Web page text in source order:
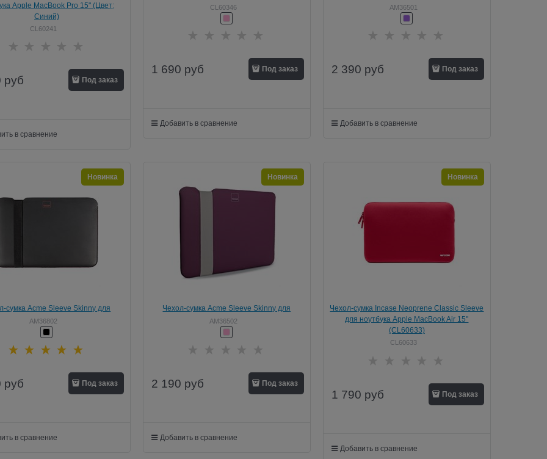
Apple MacBook Pro 15" (Цвет:
Синий)
CL60241
руб Под заказ
в сравнение
для ноутбука Apple MacBook Pro 15" (Цвет:
Пурпурный)
CL60346
1 690 руб Под заказ
Добавить в сравнение
MacBook Pro 15" (Цвет: Серый/Розовый)
AM36501
2 390 руб Под заказ
Добавить в сравнение
сумка Acme Sleeve Skinny для
Pro 15" (Цвет: Чёрный)
AM36802
Новинка
руб Под заказ
в сравнение
Чехол-сумка Acme Sleeve Skinny для
MacBook Pro 15" (Цвет: Розовый/Серый)
AM36502
Новинка
2 190 руб Под заказ
Добавить в сравнение
Чехол-сумка Incase Neoprene Classic Sleeve
для ноутбука Apple MacBook Air 15"
(CL60633)
CL60633
Новинка
1 790 руб Под заказ
Добавить в сравнение